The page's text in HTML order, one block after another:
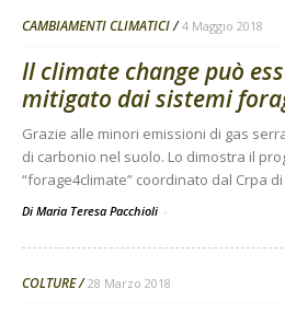
CAMBIAMENTI CLIMATICI 4 Maggio 2018
Il climate change può
mitigato dai sistemi
Grazie alle minori emissioni di gas
di carbonio nel suolo. Lo dimostra il
“forage4climate” coordinato dal Crpa di
Di Maria Teresa Pacchioli -
COLTURE 28 Marzo 2018